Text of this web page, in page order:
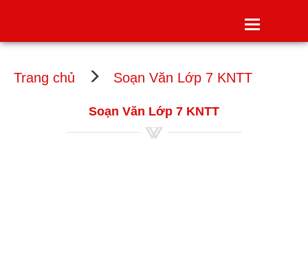
Toggle
Trang chủ Soạn Văn Lớp 7 KNTT
Soạn Văn Lớp 7 KNTT